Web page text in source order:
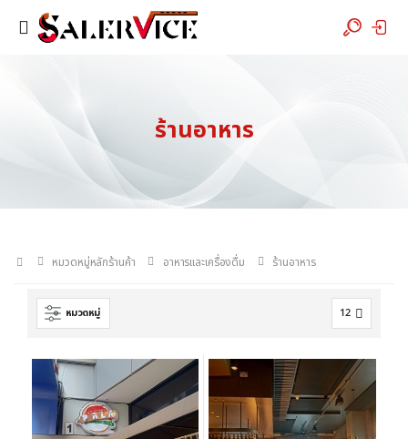
ร้านอาหาร
หมวดหมู่หลักร้านค้า อาหารและเครื่องดื่ม ร้านอาหาร
หมวดหมู่